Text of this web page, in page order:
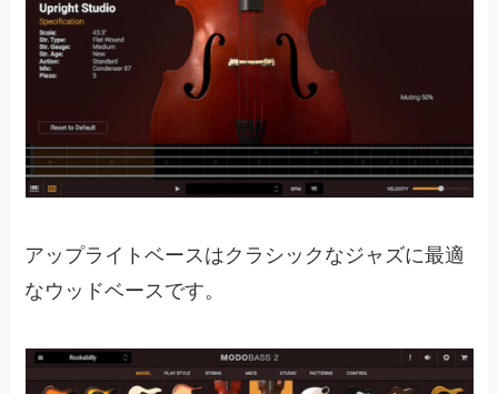
アップライトベースはクラシックなジャズに最適
なウッドベースです。